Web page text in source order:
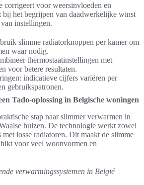
corrigeert voor weersinvloeden en
het begrijpen van daadwerkelijke winst
instellingen.
slimme radiatorknoppen per kamer om
waar nodig.
thermostaatinstellingen met
voor betere resultaten.
indicatieve cijfers variëren per
gebruikspatronen.
Tado-oplossing in Belgische woningen
stap naar slimmer verwarmen in
huizen. De technologie werkt zowel
met losse radiatoren. Dit maakt de slimme
voor veel woonvormen en
verwarmingssystemen in België